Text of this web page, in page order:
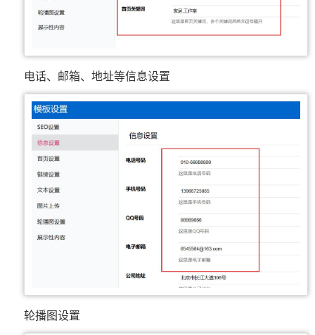
电话、邮箱、地址等信息设置
轮播图设置